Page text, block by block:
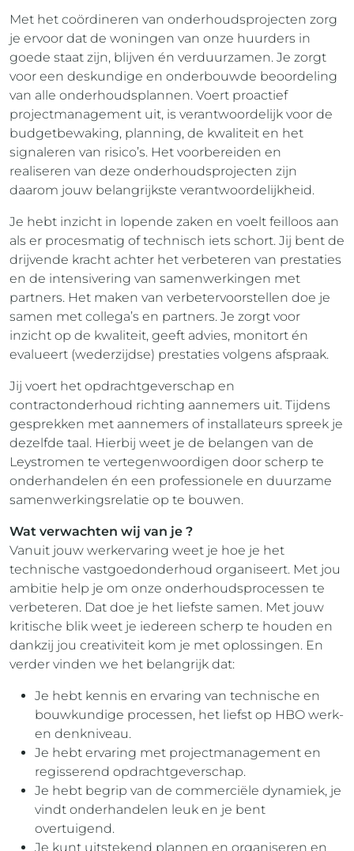
Met het coördineren van onderhoudsprojecten zorg
je ervoor dat de woningen van onze huurders in
goede staat zijn, blijven én verduurzamen. Je zorgt
voor een deskundige en onderbouwde beoordeling
van alle onderhoudsplannen. Voert proactief
projectmanagement uit, is verantwoordelijk voor de
budgetbewaking, planning, de kwaliteit en het
signaleren van risico’s. Het voorbereiden en
realiseren van deze onderhoudsprojecten zijn
daarom jouw belangrijkste verantwoordelijkheid.
Je hebt inzicht in lopende zaken en voelt feilloos aan
als er procesmatig of technisch iets schort. Jij bent de
drijvende kracht achter het verbeteren van prestaties
en de intensivering van samenwerkingen met
partners. Het maken van verbetervoorstellen doe je
samen met collega’s en partners. Je zorgt voor
inzicht op de kwaliteit, geeft advies, monitort én
evalueert (wederzijdse) prestaties volgens afspraak.
Jij voert het opdrachtgeverschap en
contractonderhoud richting aannemers uit. Tijdens
gesprekken met aannemers of installateurs spreek je
dezelfde taal. Hierbij weet je de belangen van de
Leystromen te vertegenwoordigen door scherp te
onderhandelen én een professionele en duurzame
samenwerkingsrelatie op te bouwen.
Wat verwachten wij van je ?
Vanuit jouw werkervaring weet je hoe je het
technische vastgoedonderhoud organiseert. Met jou
ambitie help je om onze onderhoudsprocessen te
verbeteren. Dat doe je het liefste samen. Met jouw
kritische blik weet je iedereen scherp te houden en
dankzij jou creativiteit kom je met oplossingen. En
verder vinden we het belangrijk dat:
Je hebt kennis en ervaring van technische en
bouwkundige processen, het liefst op HBO werk-
en denkniveau.
Je hebt ervaring met projectmanagement en
regisserend opdrachtgeverschap.
Je hebt begrip van de commerciële dynamiek, je
vindt onderhandelen leuk en je bent
overtuigend.
Je kunt uitstekend plannen en organiseren en